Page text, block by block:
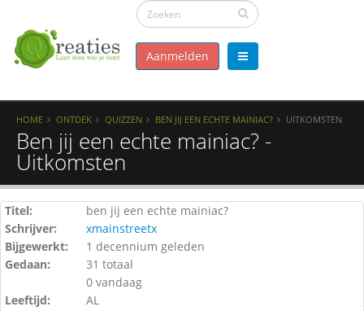
Aanmelden
HOME ONTDEK QUIZZEN BEN JIJ EEN ECHTE MAINIAC? UITKOMSTEN
Ben jij een echte mainiac? -
Uitkomsten
Titel:
ben jij een echte mainiac?
Schrijver:
xmainstreetx
Bijgewerkt:
1 decennium geleden
Gedaan:
31 totaal
0 vandaag
Leeftijd:
AL